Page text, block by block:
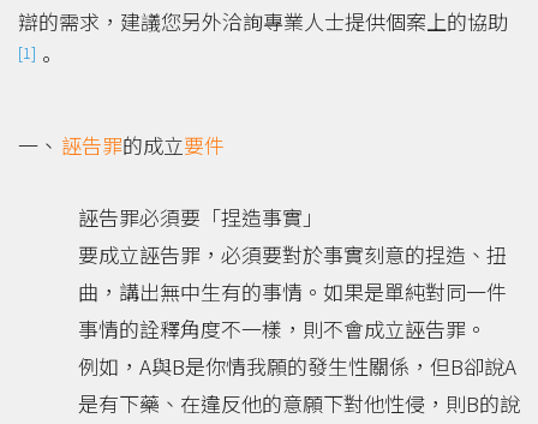
辯的需求，建議您另外洽詢專業人士提供個案上的協助
[1] 。
誣告罪的成立要件
誣告罪必須要「捏造事實」
要成立誣告罪，必須要對於事實刻意的捏造、扭
曲，講出無中生有的事情。如果是單純對同一件
事情的詮釋角度不一樣，則不會成立誣告罪。
例如，A與B是你情我願的發生性關係，但B卻說A
是有下藥、在違反他的意願下對他性侵，則B的說